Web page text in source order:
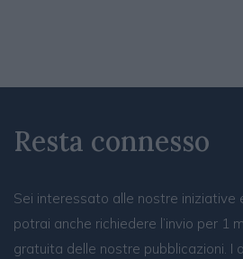
Resta connesso
Sei interessato alle nostre iniziative
potrai anche richiedere l’invio per 1
gratuita delle nostre pubblicazioni. I